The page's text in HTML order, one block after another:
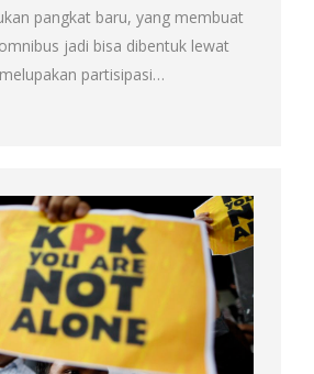
pangkat baru, yang membuat
jadi bisa dibentuk lewat
partisipasi…